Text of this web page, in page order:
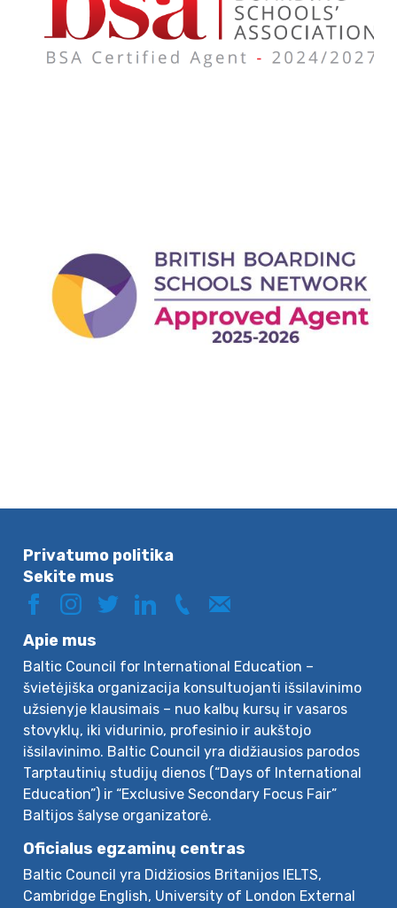
Privatumo politika
Sekite mus
Apie mus
Baltic Council for International Education –
švietėjiška organizacija konsultuojanti išsilavinimo
užsienyje klausimais – nuo kalbų kursų ir vasaros
stovyklų, iki vidurinio, profesinio ir aukštojo
išsilavinimo. Baltic Council yra didžiausios parodos
Tarptautinių studijų dienos (“Days of International
Education”) ir “Exclusive Secondary Focus Fair”
Baltijos šalyse organizatorė.
Oficialus egzaminų centras
Baltic Council yra Didžiosios Britanijos IELTS,
Cambridge English, University of London External